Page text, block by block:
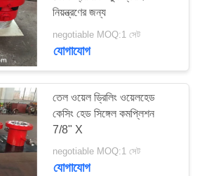
কেসিং হেড
35
নিয়ন্ত্রণের জন্য
negotiable MOQ:1 সেট
যোগাযোগ
তেল ওয়েল ড্রিলিং ওয়েলহেড
কেসিং হেড সিঙ্গেল কমপ্লিশন
7/8" X
negotiable MOQ:1 সেট
যোগাযোগ